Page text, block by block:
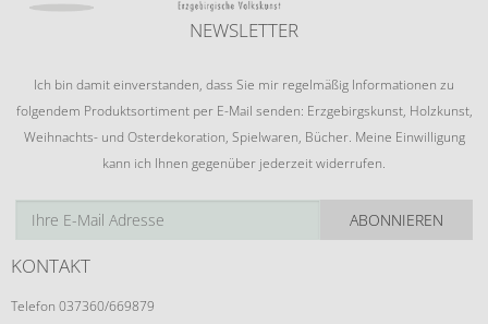
NEWSLETTER
Ich bin damit einverstanden, dass Sie mir regelmäßig Informationen zu
folgendem Produktsortiment per E-Mail senden: Erzgebirgskunst, Holzkunst,
Weihnachts- und Osterdekoration, Spielwaren, Bücher. Meine Einwilligung
kann ich Ihnen gegenüber jederzeit widerrufen.
ABONNIEREN
KONTAKT
Telefon 037360/669879